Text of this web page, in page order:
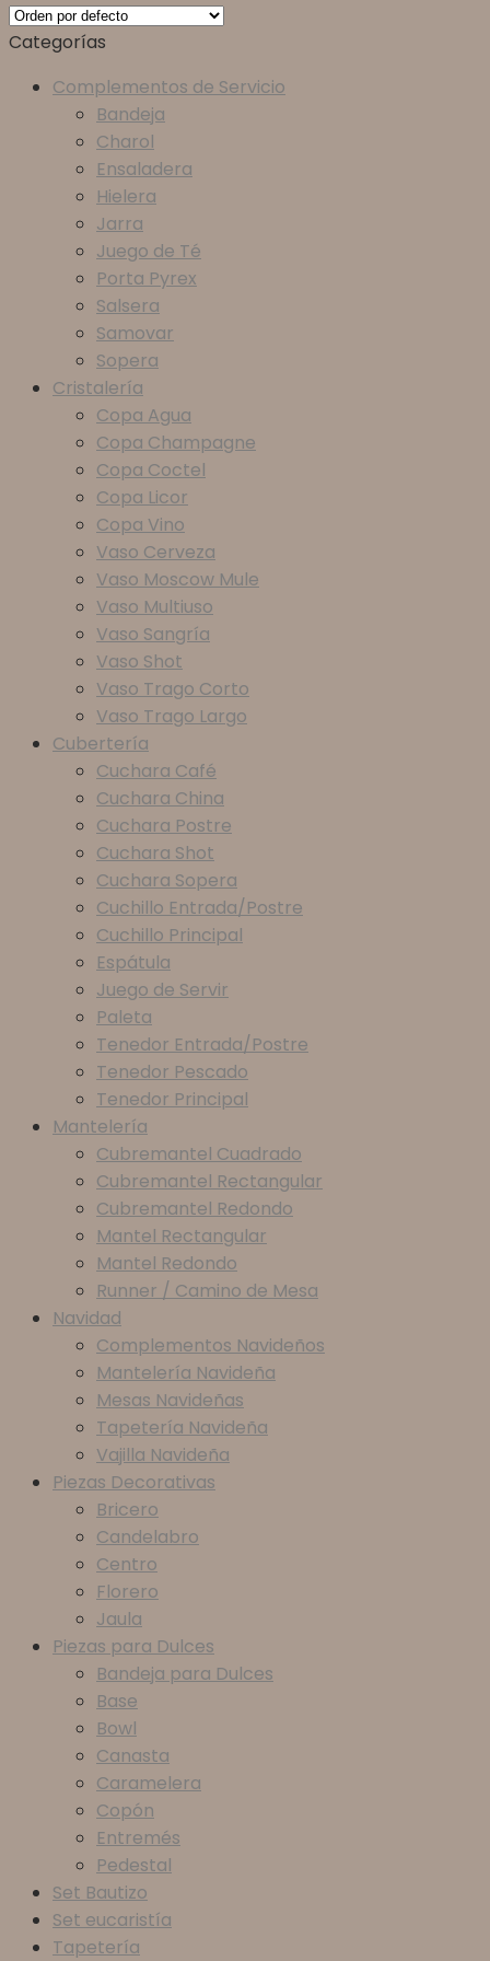
Categorías
Complementos de Servicio
Bandeja
Charol
Ensaladera
Hielera
Jarra
Juego de Té
Porta Pyrex
Salsera
Samovar
Sopera
Cristalería
Copa Agua
Copa Champagne
Copa Coctel
Copa Licor
Copa Vino
Vaso Cerveza
Vaso Moscow Mule
Vaso Multiuso
Vaso Sangría
Vaso Shot
Vaso Trago Corto
Vaso Trago Largo
Cubertería
Cuchara Café
Cuchara China
Cuchara Postre
Cuchara Shot
Cuchara Sopera
Cuchillo Entrada/Postre
Cuchillo Principal
Espátula
Juego de Servir
Paleta
Tenedor Entrada/Postre
Tenedor Pescado
Tenedor Principal
Mantelería
Cubremantel Cuadrado
Cubremantel Rectangular
Cubremantel Redondo
Mantel Rectangular
Mantel Redondo
Runner / Camino de Mesa
Navidad
Complementos Navideños
Mantelería Navideña
Mesas Navideñas
Tapetería Navideña
Vajilla Navideña
Piezas Decorativas
Bricero
Candelabro
Centro
Florero
Jaula
Piezas para Dulces
Bandeja para Dulces
Base
Bowl
Canasta
Caramelera
Copón
Entremés
Pedestal
Set Bautizo
Set eucaristía
Tapetería